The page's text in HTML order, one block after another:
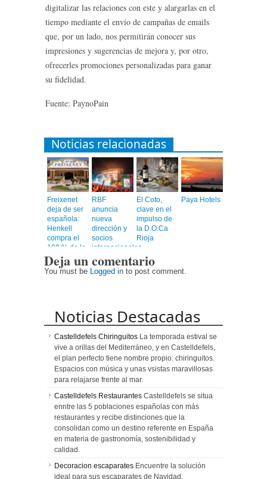
digitalizar las relaciones con este y alargarlas en el
tiempo mediante el envío de campañas de emails
que, por un lado, nos permitirán conocer sus
impresiones y sugerencias de mejora y, por otro,
ofrecerles promociones personalizadas para ganar
su fidelidad.
Fuente: PaynoPain
Noticias relacionadas
Freixenet
deja de ser
española:
Henkell
compra el
100 % de la
compañía
RBF
anuncia
nueva
dirección y
socios
internacionales,
confirmando
su gira 2026
en siete
El Coto,
clave en el
impulso de
la D.O.Ca
Rioja
Paya Hotels
Deja un comentario
You must be Logged in to post comment.
Noticias Destacadas
Castelldefels Chiringuitos La temporada estival se
vive a orillas del Mediterráneo, y en Castelldefels,
el plan perfecto tiene nombre propio: chiringuitos.
Espacios con música y unas vsistas maravillosas
para relajarse frente al mar.
Castelldefels Restaurantes Castelldefels se situa
enntre las 5 poblaciones españolas con más
restaurantes y recibe distinciones que la
consolidan como un destino referente en España
en materia de gastronomía, sostenibilidad y
calidad.
Decoracion escaparates Encuentre la solución
ideal para sus escaparates de Navidad,